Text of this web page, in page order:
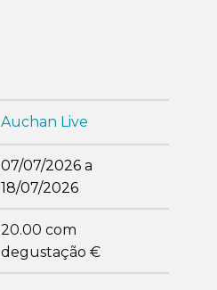
Auchan Live
07/07/2026 a
18/07/2026
20.00 com
degustação €